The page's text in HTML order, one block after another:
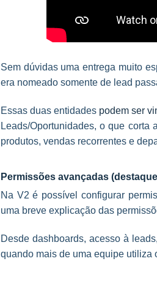
Sem dúvidas uma entrega muito
era nomeado somente de lead
Essas duas entidades podem ser
Leads/Oportunidades, o que
produtos, vendas recorrentes e
Permissões avançadas
Na V2 é possível configurar
uma breve explicação das
Desde dashboards, acesso à
quando mais de uma equipe utiliza